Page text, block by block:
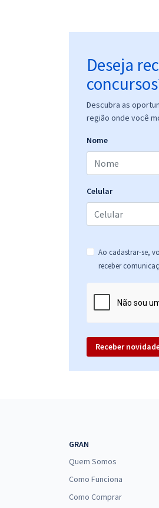
Deseja
Descubra as
região onde você
Nome
Celular
Ao cadastrar-se,
receber
Receber
GRAN
Quem Somos
Como Funciona
Como Comprar